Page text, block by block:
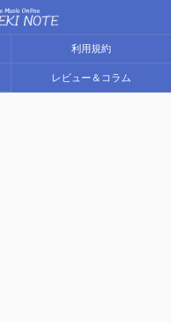
利用規約
レビュー＆コラム